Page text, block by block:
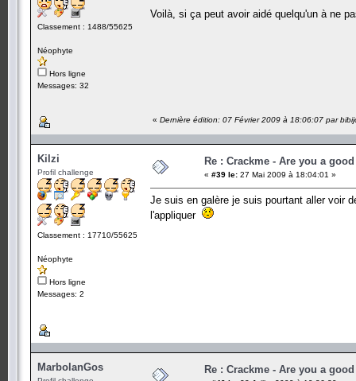
Classement : 1488/55625
Néophyte
Hors ligne
Messages: 32
Voilà, si ça peut avoir aidé quelqu'un à ne
« Dernière édition: 07 Février 2009 à 18:06:07 par
Kilzi
Profil challenge
Classement : 17710/55625
Néophyte
Hors ligne
Messages: 2
Re : Crackme - Are you a
« #39 le: 27 Mai 2009 à 18:04:01 »
Je suis en galère je suis pourtant aller voir
l'appliquer
MarbolanGos Re : Crackme - Are you a